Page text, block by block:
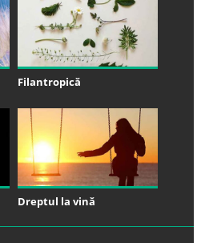
Filantropică
Dreptul la vină